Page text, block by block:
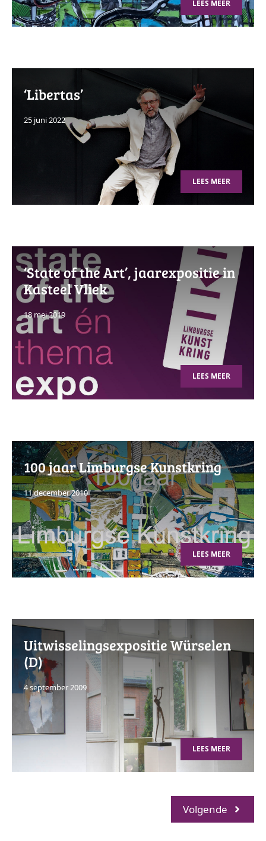
LEES MEER
‘Libertas’
25 juni 2022
LEES MEER
‘State of the Art’, jaarexpositie in
Kasteel Vliek
18 mei 2019
LEES MEER
100 jaar Limburgse Kunstkring
11 december 2010
LEES MEER
Uitwisselingsexpositie Würselen
(D)
4 september 2009
LEES MEER
Volgende